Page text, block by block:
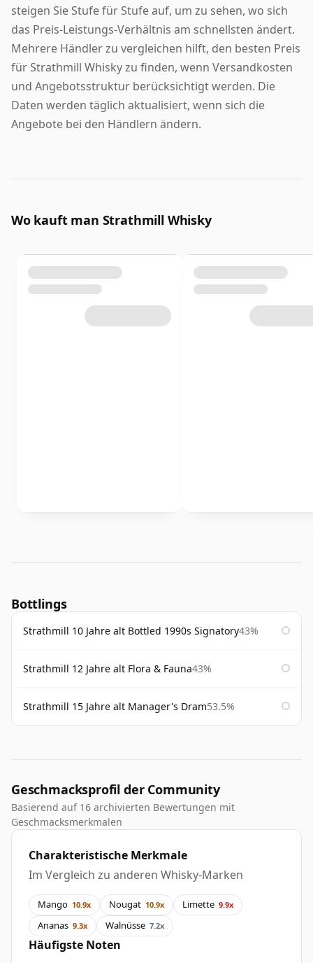
steigen Sie Stufe für Stufe auf, um zu sehen, wo sich
das Preis-Leistungs-Verhältnis am schnellsten ändert.
Mehrere Händler zu vergleichen hilft, den besten Preis
für Strathmill Whisky zu finden, wenn Versandkosten
und Angebotsstruktur berücksichtigt werden. Die
Daten werden täglich aktualisiert, wenn sich die
Angebote bei den Händlern ändern.
Wo kauft man Strathmill Whisky
Bottlings
Strathmill 10 Jahre alt Bottled 1990s Signatory43%
Strathmill 12 Jahre alt Flora & Fauna43%
Strathmill 15 Jahre alt Manager's Dram53.5%
Geschmacksprofil der Community
Basierend auf 16 archivierten Bewertungen mit
Geschmacksmerkmalen
Charakteristische Merkmale
Im Vergleich zu anderen Whisky-Marken
Mango 10.9x Nougat 10.9x Limette 9.9x
Ananas 9.3x Walnüsse 7.2x
Häufigste Noten